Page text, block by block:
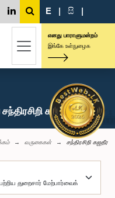
E | සි |
எனது பாராளுமன்றம்
இங்கே உள்நுழைக
கஜதீர, பா.உ.
வருகைகள் சந்திரசிறி கஜதீர